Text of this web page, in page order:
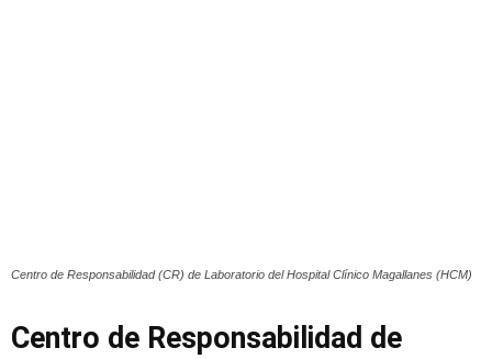
Centro de Responsabilidad (CR) de Laboratorio del Hospital Clínico Magallanes (HCM)
Centro de Responsabilidad de